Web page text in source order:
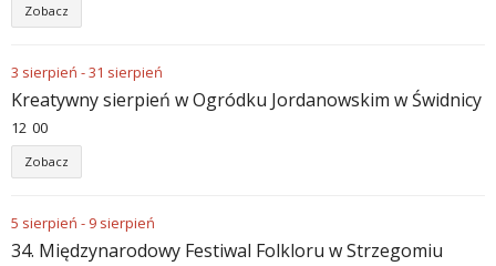
Zobacz
3 sierpień -31 sierpień
Kreatywny sierpień w Ogródku Jordanowskim w Świdnicy
12 00
Zobacz
5 sierpień - 9 sierpień
34. Międzynarodowy Festiwal Folkloru w Strzegomiu